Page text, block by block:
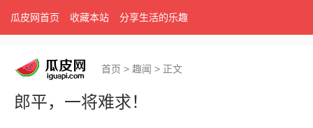
瓜皮网首页 收藏本站 分享生活的乐趣
首页 > 趣闻 > 正文
郎平，一将难求！